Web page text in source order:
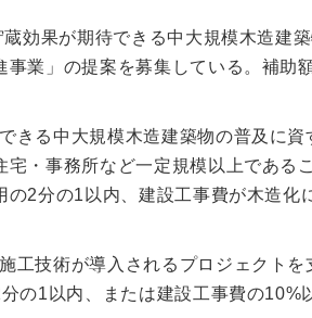
効果が期待できる中大規模木造建
業」の提案を募集している。補助
きる中大規模木造建築物の普及に
・事務所など一定規模以上である
2分の1以内、建設工事費が木造化
工技術が導入されるプロジェクトを
の1以内、または建設工事費の10%